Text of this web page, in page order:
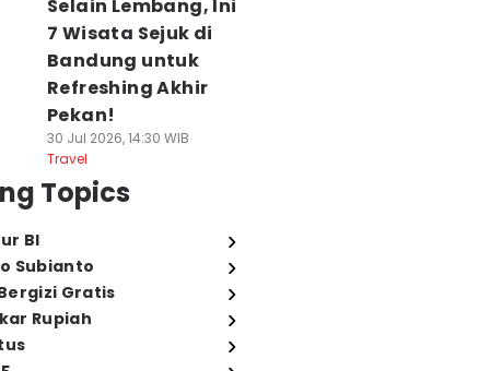
Selain Lembang, Ini
7 Wisata Sejuk di
Bandung untuk
Refreshing Akhir
Pekan!
30 Jul 2026, 14:30 WIB
Travel
Topics
BI
Subianto
Gratis
Rupiah